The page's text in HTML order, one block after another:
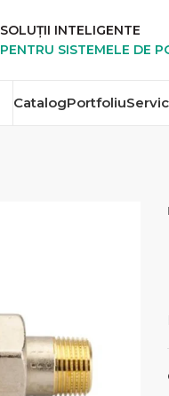
SOLUȚII INTELIGENTE
PENTRU SISTEMELE DE
CatalogPortfoliu